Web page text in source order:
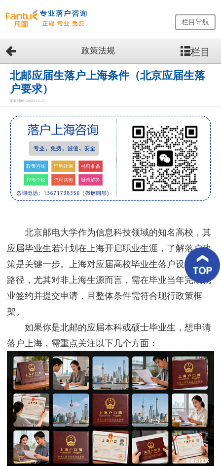
网
站
首
页
留
生
务
优
案
客
好
评
闻
资
讯
联
系
我
们
栏目导航
政策法规 栏目
北邮应届生落户上海条件（北京应届生落
户要求）
发表时间：2025-12-25
北京邮电大学作为信息科技领域的知名高校，其
应届毕业生若计划在上海开启职业生涯，了解落户政
策是关键一步。上海对应届高校毕业生落户设有明确
路径，尤其对非上海生源而言，需在毕业当年完成就
业签约并提交申请，且整体条件需符合现行政策框
架。
如果你是北邮的应届本科或硕士毕业生，想申请
落户上海，需重点关注以下几个方面：